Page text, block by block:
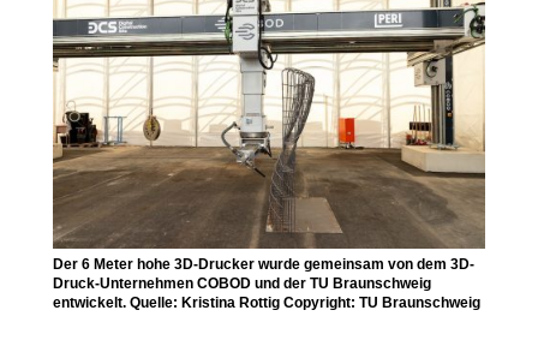
Der 6 Meter hohe 3D-Drucker wurde gemeinsam von dem 3D-
Druck-Unternehmen COBOD und der TU Braunschweig
entwickelt. Quelle: Kristina Rottig Copyright: TU Braunschweig